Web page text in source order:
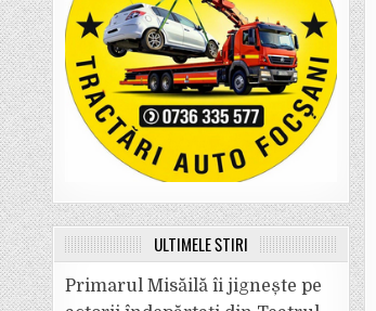
ULTIMELE ȘTIRI
Primarul Misăilă îi jignește pe